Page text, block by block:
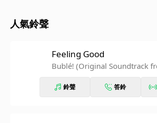
人氣鈴聲
Feeling Good
Bublé! (Original Soundtrack
鈴聲 答鈴